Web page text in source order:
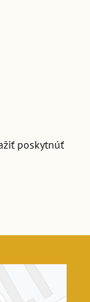
poskytnúť